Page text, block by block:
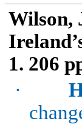
Wilson,
Ireland
1. 206
·